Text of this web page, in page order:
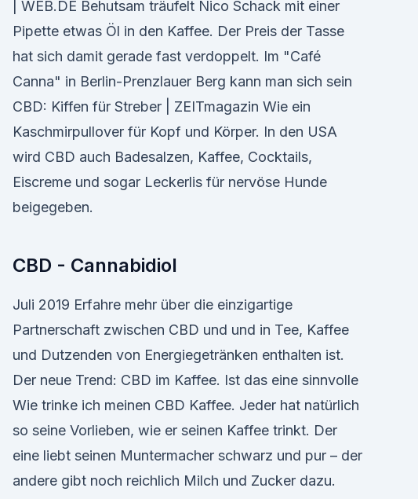
| WEB.DE Behutsam träufelt Nico Schack mit einer
Pipette etwas Öl in den Kaffee. Der Preis der Tasse
hat sich damit gerade fast verdoppelt. Im "Café
Canna" in Berlin-Prenzlauer Berg kann man sich sein
CBD: Kiffen für Streber | ZEITmagazin Wie ein
Kaschmirpullover für Kopf und Körper. In den USA
wird CBD auch Badesalzen, Kaffee, Cocktails,
Eiscreme und sogar Leckerlis für nervöse Hunde
beigegeben.
CBD - Cannabidiol
Juli 2019 Erfahre mehr über die einzigartige
Partnerschaft zwischen CBD und und in Tee, Kaffee
und Dutzenden von Energiegetränken enthalten ist.
Der neue Trend: CBD im Kaffee. Ist das eine sinnvolle
Wie trinke ich meinen CBD Kaffee. Jeder hat natürlich
so seine Vorlieben, wie er seinen Kaffee trinkt. Der
eine liebt seinen Muntermacher schwarz und pur – der
andere gibt noch reichlich Milch und Zucker dazu.